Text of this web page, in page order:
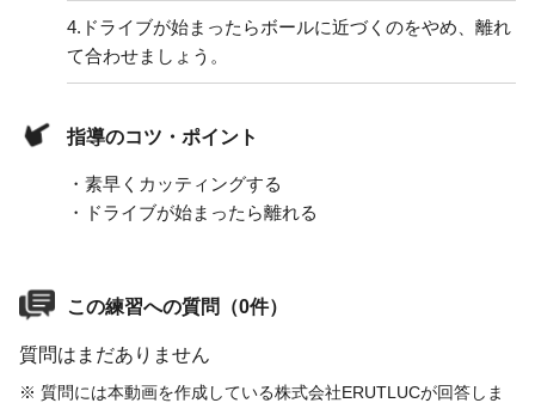
4. ドライブが始まったらボールに近づくのをやめ、離れ
て合わせましょう。
指導のコツ・ポイント
・素早くカッティングする
・ドライブが始まったら離れる
この練習への質問（0件）
質問はまだありません
※ 質問には本動画を作成している株式会社ERUTLUCが回答しま